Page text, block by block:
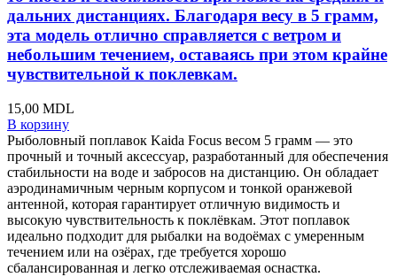
дальних дистанциях. Благодаря весу в 5 грамм,
эта модель отлично справляется с ветром и
небольшим течением, оставаясь при этом крайне
чувствительной к поклевкам.
15,00 MDL
В корзину
Рыболовный поплавок Kaida Focus весом 5 грамм — это
прочный и точный аксессуар, разработанный для обеспечения
стабильности на воде и забросов на дистанцию. Он обладает
аэродинамичным черным корпусом и тонкой оранжевой
антенной, которая гарантирует отличную видимость и
высокую чувствительность к поклёвкам. Этот поплавок
идеально подходит для рыбалки на водоёмах с умеренным
течением или на озёрах, где требуется хорошо
сбалансированная и легко отслеживаемая оснастка.